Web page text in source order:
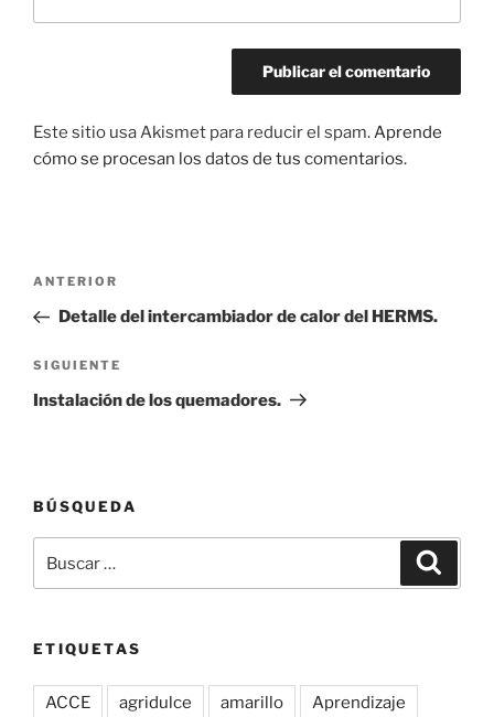
Este sitio usa Akismet para reducir el spam.Aprende
cómo se procesan los datos de tus comentarios.
Navegación
entradas
Entrada
anterior:
ANTERIOR
Detalle del intercambiador de calor del HERMS.
Siguiente
entrada
SIGUIENTE
Instalación de los quemadores.
BÚSQUEDA
por:
ETIQUETAS
ACCE agridulce amarillo Aprendizaje